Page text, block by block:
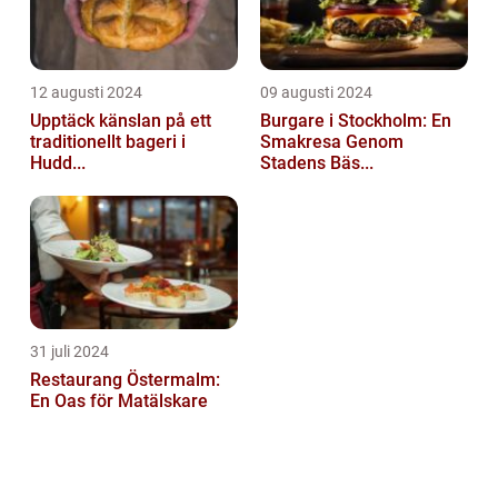
12 augusti 2024
Upptäck känslan på ett
traditionellt bageri i
Hudd...
09 augusti 2024
Burgare i Stockholm: En
Smakresa Genom
Stadens Bäs...
31 juli 2024
Restaurang Östermalm:
En Oas för Matälskare